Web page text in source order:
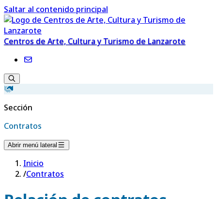
Saltar al contenido principal
Centros de Arte, Cultura y Turismo de Lanzarote
Sección
Contratos
Abrir menú lateral
Inicio
/Contratos